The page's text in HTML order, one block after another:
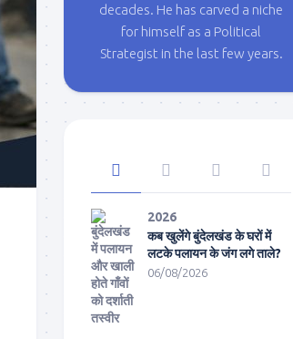
decades. He has carved a niche
for himself as a Political
Strategist in the last few years.
2026
कब खुलेंगे बुंदेलखंड के घरों में
लटके पलायन के जंग लगे ताले?
06/08/2026